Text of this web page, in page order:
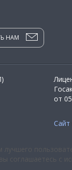
НАМ
от
Сайт
соглашаетесь с